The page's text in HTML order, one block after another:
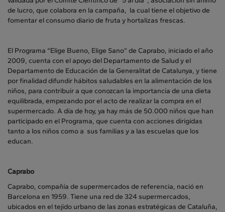
de lucro, que colabora en la campaña, la cual tiene el objetivo de
fomentar el consumo diario de fruta y hortalizas frescas.
El Programa “Elige Bueno, Elige Sano” de Caprabo, iniciado el año
2009, cuenta con el apoyo del Departamento de Salud y el
Departamento de Educación de la Generalitat de Catalunya, y tiene
por finalidad difundir hábitos saludables en la alimentación de los
niños, para contribuir a que conozcan la importancia de una dieta
equilibrada, empezando por el acto de realizar la compra en el
supermercado. A día de hoy, ya hay más de 50.000 niños que han
participado en el Programa, que cuenta con acciones dirigidas
tanto a los niños como a sus familias y a las escuelas que los
educan.
Caprabo
Caprabo, compañía de supermercados de referencia, nació en
Barcelona en 1959. Tiene una red de 324 supermercados,
ubicados en el tejido urbano de las zonas estratégicas de Cataluña,